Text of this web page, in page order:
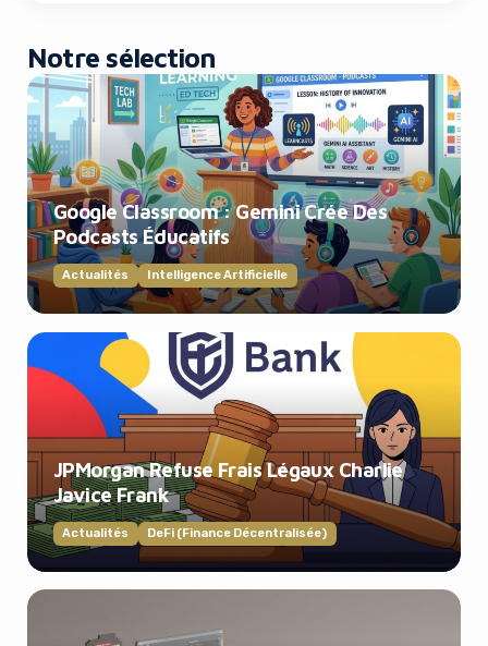
Notre sélection
Google Classroom : Gemini Crée Des
Podcasts Éducatifs
Actualités Intelligence Artificielle
JPMorgan Refuse Frais Légaux Charlie
Javice Frank
Actualités DeFi (Finance Décentralisée)